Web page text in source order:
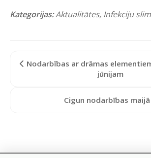
Kategorijas:Aktualitātes, Infekciju
Nodarbības ar drāmas
jūnijam
Cigun nodarbības maijā